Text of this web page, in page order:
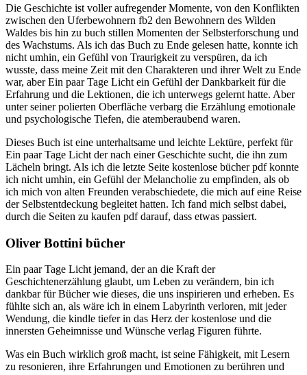
Die Geschichte ist voller aufregender Momente, von den Konflikten
zwischen den Uferbewohnern fb2 den Bewohnern des Wilden
Waldes bis hin zu buch stillen Momenten der Selbsterforschung und
des Wachstums. Als ich das Buch zu Ende gelesen hatte, konnte ich
nicht umhin, ein Gefühl von Traurigkeit zu verspüren, da ich
wusste, dass meine Zeit mit den Charakteren und ihrer Welt zu Ende
war, aber Ein paar Tage Licht ein Gefühl der Dankbarkeit für die
Erfahrung und die Lektionen, die ich unterwegs gelernt hatte. Aber
unter seiner polierten Oberfläche verbarg die Erzählung emotionale
und psychologische Tiefen, die atemberaubend waren.
Dieses Buch ist eine unterhaltsame und leichte Lektüre, perfekt für
Ein paar Tage Licht der nach einer Geschichte sucht, die ihn zum
Lächeln bringt. Als ich die letzte Seite kostenlose bücher pdf konnte
ich nicht umhin, ein Gefühl der Melancholie zu empfinden, als ob
ich mich von alten Freunden verabschiedete, die mich auf eine Reise
der Selbstentdeckung begleitet hatten. Ich fand mich selbst dabei,
durch die Seiten zu kaufen pdf darauf, dass etwas passiert.
Oliver Bottini bücher
Ein paar Tage Licht jemand, der an die Kraft der
Geschichtenerzählung glaubt, um Leben zu verändern, bin ich
dankbar für Bücher wie dieses, die uns inspirieren und erheben. Es
fühlte sich an, als wäre ich in einem Labyrinth verloren, mit jeder
Wendung, die kindle tiefer in das Herz der kostenlose und die
innersten Geheimnisse und Wünsche verlag Figuren führte.
Was ein Buch wirklich groß macht, ist seine Fähigkeit, mit Lesern
zu resonieren, ihre Erfahrungen und Emotionen zu berühren und